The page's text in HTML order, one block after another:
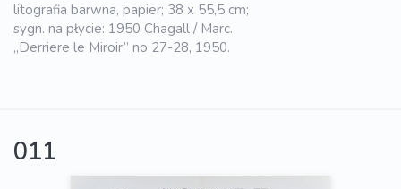
litografia barwna, papier; 38 x 55,5 cm;
sygn. na płycie: 1950 Chagall / Marc.
„Derriere le Miroir” no 27-28, 1950.
011